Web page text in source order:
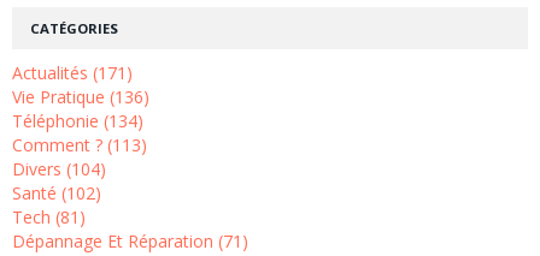
CATÉGORIES
Actualités (171)
Vie Pratique (136)
Téléphonie (134)
Comment ? (113)
Divers (104)
Santé (102)
Tech (81)
Dépannage Et Réparation (71)